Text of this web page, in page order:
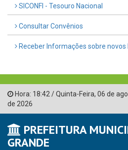
SICONFI - Tesouro Nacional
Consultar Convênios
Receber Informações sobre novos
Hora: 18:42 /Quinta-Feira, 06 de
de 2026
PREFEITURA
GRANDE